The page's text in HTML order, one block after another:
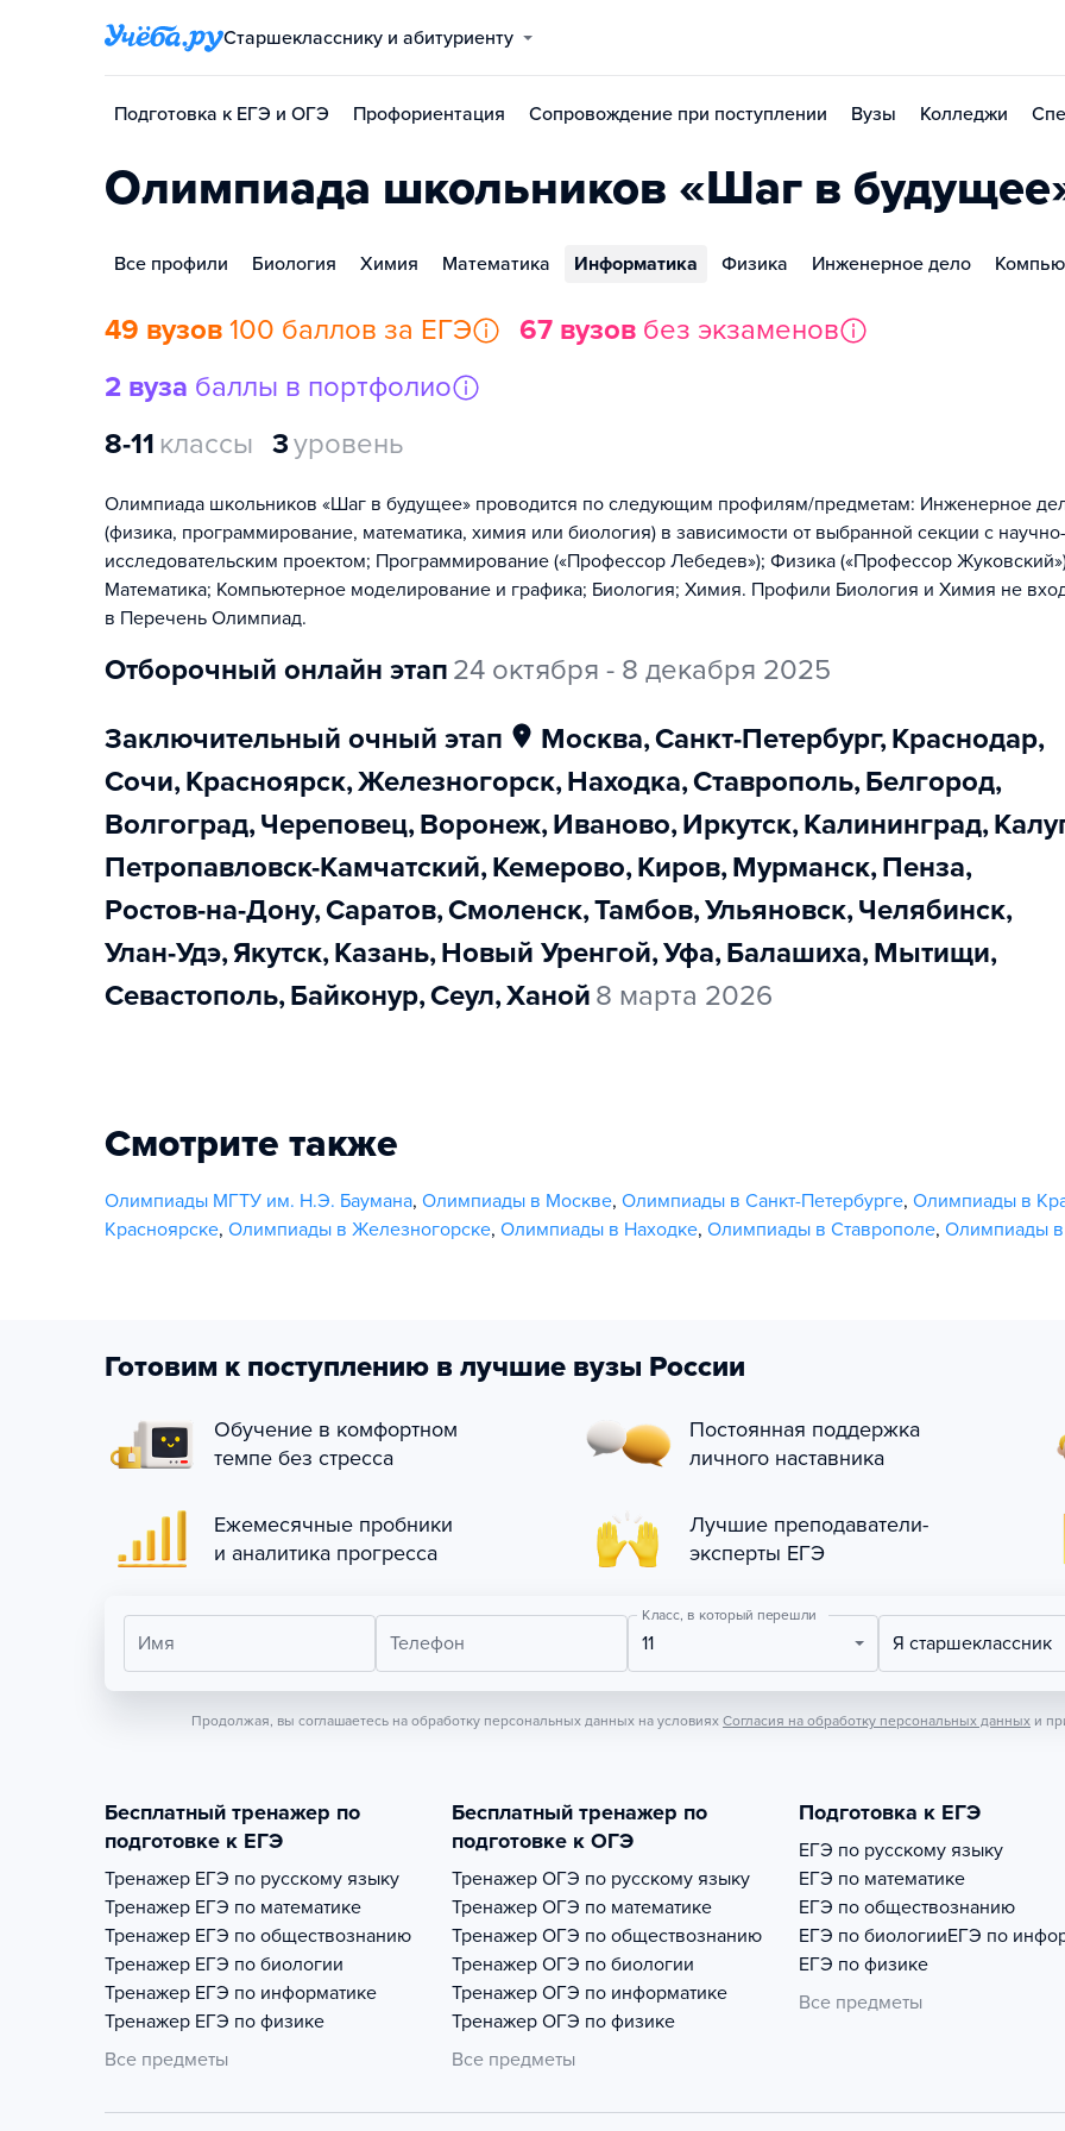
Старшекласснику и абитуриенту
Подготовка к ЕГЭ и ОГЭ Профориентация Сопровождение при поступлении Вузы Колледжи
Олимпиада школьников «Шаг в
Все профили Биология Химия Математика Информатика Физика Инженерное дело
49 вузов 100 баллов за ЕГЭ 67 вузов без экзаменов
2 вуза баллы в портфолио
8-11 классы 3уровень
Олимпиада школьников «Шаг в будущее» проводится по следующим профилям/предметам: Инженерное
(физика, программирование, математика, химия или биология) в зависимости от выбранной секции с научно-
исследовательским проектом; Программирование («Профессор Лебедев»); Физика («Профессор
Математика; Компьютерное моделирование и графика; Биология; Химия. Профили Биология и Химия не
в Перечень Олимпиад.
отборочный онлайн этап 24 октября - 8 декабря 2025
заключительный очный этап
Москва, Санкт-Петербург, Краснодар,
Сочи, Красноярск, Железногорск, Находка, Ставрополь, Белгород,
Волгоград, Череповец, Воронеж, Иваново, Иркутск, Калининград,
Петропавловск-Камчатский, Кемерово, Киров, Мурманск, Пенза,
Ростов-на-Дону, Саратов, Смоленск, Тамбов, Ульяновск, Челябинск,
Улан-Удэ, Якутск, Казань, Новый Уренгой, Уфа, Балашиха, Мытищи,
Севастополь, Байконур, Сеул, Ханой 8 марта 2026
Смотрите также
Олимпиады МГТУ им. Н.Э. Баумана, Олимпиады в Москве, Олимпиады в Санкт-Петербурге, Олимпиады в
Красноярске, Олимпиады в Железногорске, Олимпиады в Находке, Олимпиады в Ставрополе, Олимпиады
Готовим к поступлению в лучшие вузы России
Обучение в комфортном
темпе без стресса
Постоянная поддержка
личного наставника
Ежемесячные пробники
и аналитика прогресса
Лучшие преподаватели-
эксперты ЕГЭ
Имя Телефон
Класс, в который перешли
11 Я старшеклассник
Продолжая, вы соглашаетесь на обработку персональных данных на условиях Согласия на обработку персональных данных и
Бесплатный тренажер по
подготовке к ЕГЭ
Тренажер ЕГЭ по русскому языку
Тренажер ЕГЭ по математике
Тренажер ЕГЭ по обществознанию
Тренажер ЕГЭ по биологии
Тренажер ЕГЭ по информатике
Тренажер ЕГЭ по физике
Все предметы
Бесплатный тренажер по
подготовке к ОГЭ
Тренажер ОГЭ по русскому языку
Тренажер ОГЭ по математике
Тренажер ОГЭ по обществознанию
Тренажер ОГЭ по биологии
Тренажер ОГЭ по информатике
Тренажер ОГЭ по физике
Все предметы
Подготовка к ЕГЭ
ЕГЭ по русскому языку
ЕГЭ по математике
ЕГЭ по обществознанию
ЕГЭ по биологииЕГЭ по
ЕГЭ по физике
Все предметы